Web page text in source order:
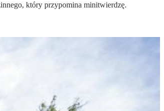
który przypomina minitwierdzę.